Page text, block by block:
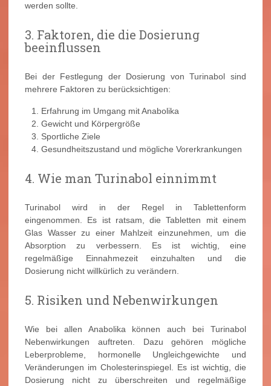
werden sollte.
3. Faktoren, die die Dosierung
beeinflussen
Bei der Festlegung der Dosierung von Turinabol sind
mehrere Faktoren zu berücksichtigen:
Erfahrung im Umgang mit Anabolika
Gewicht und Körpergröße
Sportliche Ziele
Gesundheitszustand und mögliche Vorerkrankungen
4. Wie man Turinabol einnimmt
Turinabol wird in der Regel in Tablettenform
eingenommen. Es ist ratsam, die Tabletten mit einem
Glas Wasser zu einer Mahlzeit einzunehmen, um die
Absorption zu verbessern. Es ist wichtig, eine
regelmäßige Einnahmezeit einzuhalten und die
Dosierung nicht willkürlich zu verändern.
5. Risiken und Nebenwirkungen
Wie bei allen Anabolika können auch bei Turinabol
Nebenwirkungen auftreten. Dazu gehören mögliche
Leberprobleme, hormonelle Ungleichgewichte und
Veränderungen im Cholesterinspiegel. Es ist wichtig, die
Dosierung nicht zu überschreiten und regelmäßige